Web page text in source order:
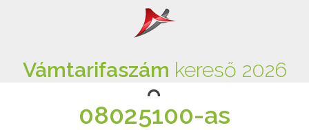
Vámtarifaszám kereső 2026
08025100-as